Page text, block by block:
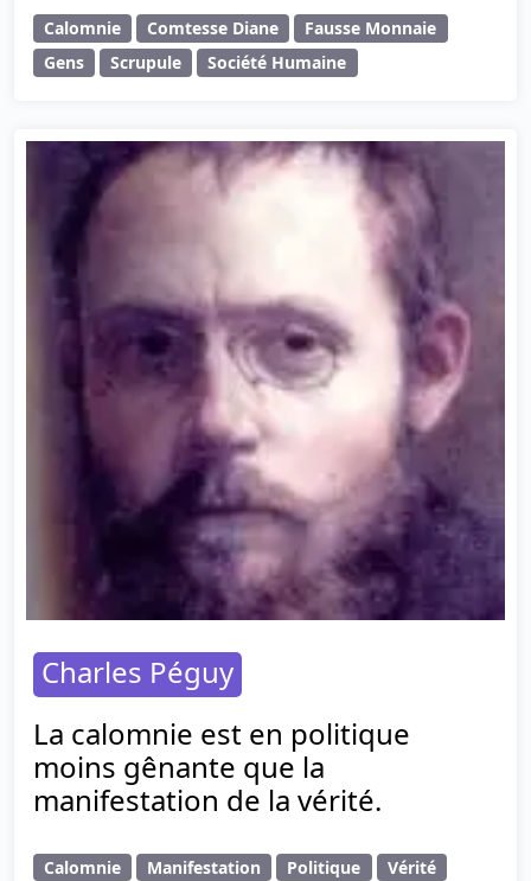
Calomnie Comtesse Diane
Fausse Monnaie
Gens
Scrupule Société Humaine
Charles Péguy
La calomnie est en politique
moins gênante que la
manifestation de la vérité.
Calomnie Manifestation Politique Vérité